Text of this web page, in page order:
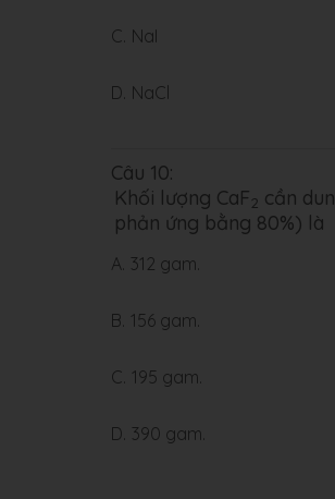
C. NaI
D. NaCl
Câu 10:
Khối lượng CaF2 cần
phản ứng bằng 80%) là
A. 312 gam.
B. 156 gam.
C. 195 gam.
D. 390 gam.